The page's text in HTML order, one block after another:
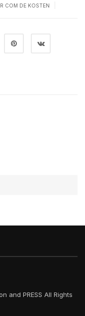
COM DE KOSTEN
and PRESS All Rights